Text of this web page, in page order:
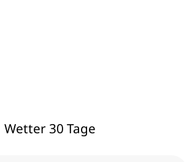
Wetter 30 Tage